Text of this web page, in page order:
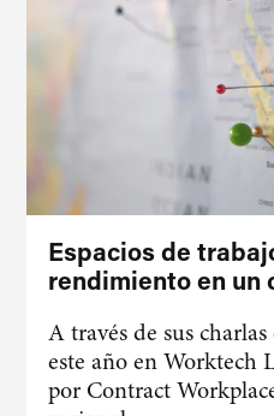
Espacios de
rendimiento en un
A través de sus
este año en Worktech
por Contract